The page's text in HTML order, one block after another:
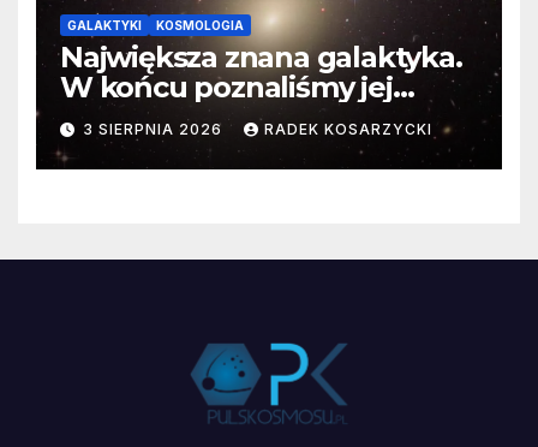
GALAKTYKI KOSMOLOGIA
Największa znana galaktyka.
W końcu poznaliśmy jej
faktyczne wymiary
3 SIERPNIA 2026 RADEK KOSARZYCKI